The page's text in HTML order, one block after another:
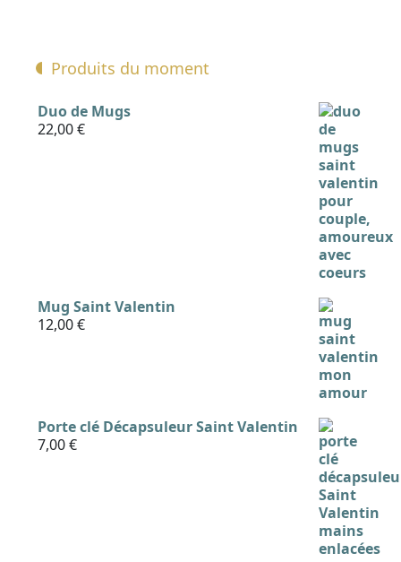
Produits du moment
Duo de Mugs
22,00€
Mug Saint Valentin
12,00€
Porte clé Décapsuleur Saint Valentin
7,00€